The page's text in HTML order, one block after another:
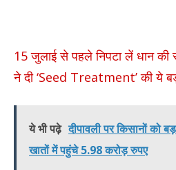
15 जुलाई से पहले निपटा लें धान की
ने दी ‘Seed Treatment’ की ये
ये भी पढ़े दीपावली पर किसानों को
खातों में पहुंचे 5.98 करोड़ रुपए